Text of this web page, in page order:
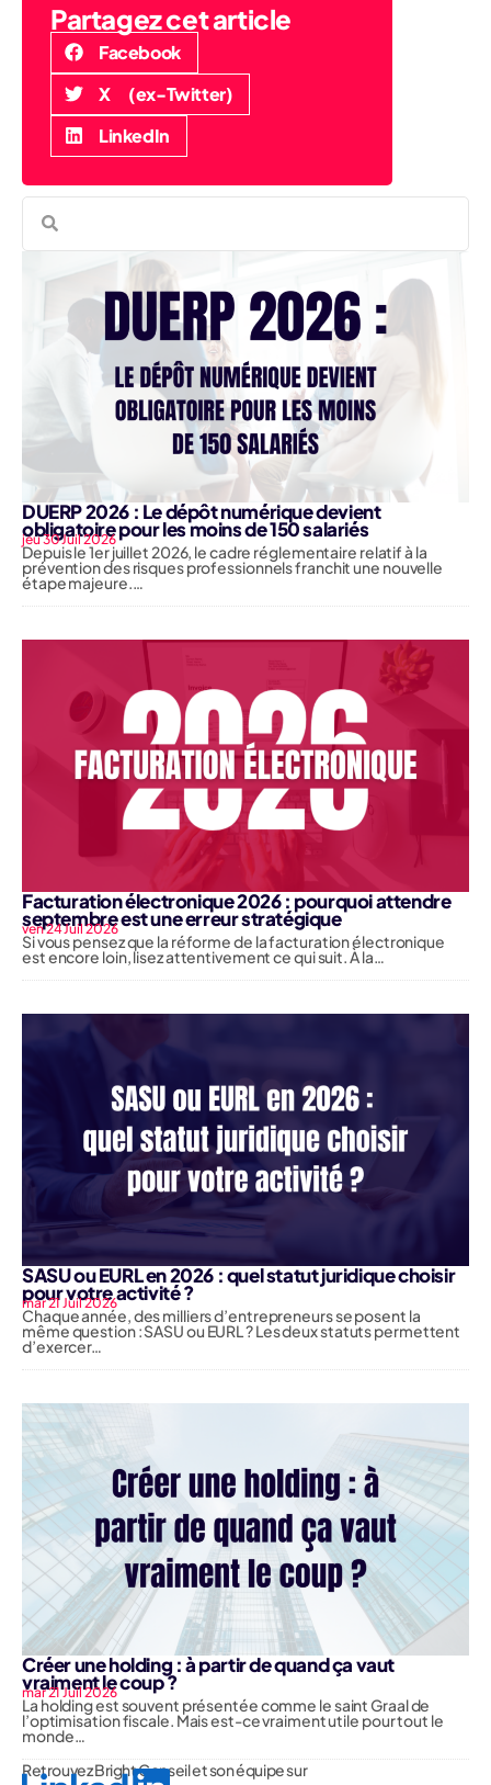
Partagez cet article
Facebook
X (ex-Twitter)
LinkedIn
DUERP 2026 : Le dépôt numérique devient
obligatoire pour les moins de 150 salariés
jeu 30 Juil 2026
Depuis le 1er juillet 2026, le cadre réglementaire relatif à la
prévention des risques professionnels franchit une nouvelle
étape majeure.…
Facturation électronique 2026 : pourquoi attendre
septembre est une erreur stratégique
ven 24 Juil 2026
Si vous pensez que la réforme de la facturation électronique
est encore loin, lisez attentivement ce qui suit. À la…
SASU ou EURL en 2026 : quel statut juridique choisir
pour votre activité ?
mar 21 Juil 2026
Chaque année, des milliers d’entrepreneurs se posent la
même question : SASU ou EURL ? Les deux statuts permettent
d’exercer…
Créer une holding : à partir de quand ça vaut
vraiment le coup ?
mar 21 Juil 2026
La holding est souvent présentée comme le saint Graal de
l’optimisation fiscale. Mais est-ce vraiment utile pour tout le
monde…
Retrouvez Bright Conseil et son équipe sur